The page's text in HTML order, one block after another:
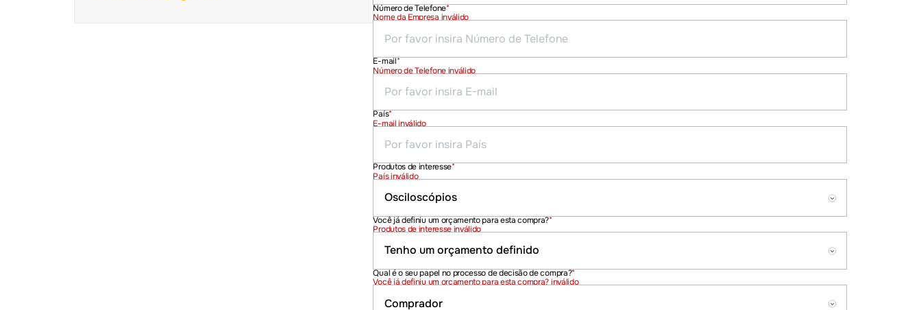
Nome da Empresa inválido
Número de Telefone*
Número de Telefone inválido
E-mail*
E-mail inválido
País*
País inválido
Produtos de interesse*
Produtos de interesse inválido
Você já definiu um orçamento para esta compra?*
Você já definiu um orçamento para esta compra? inválido
Qual é o seu papel no processo de decisão de compra?*